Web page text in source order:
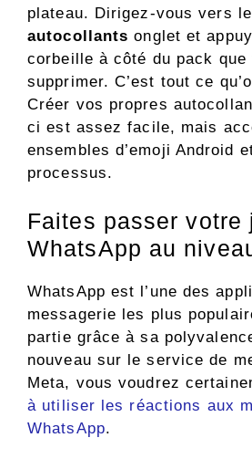
plateau. Dirigez-vous vers le
autocollants onglet et
corbeille à côté du pack que
supprimer. C’est tout ce
Créer vos propres
ci est assez facile, mais
ensembles d’emoji Android
processus.
Faites passer votre
WhatsApp au
WhatsApp est l’une des
messagerie les plus
partie grâce à sa
nouveau sur le service de
Meta, vous voudrez
à utiliser les réactions aux
WhatsApp.